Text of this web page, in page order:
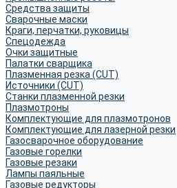
Средства защиты
Сварочные маски
Краги, перчатки, руковицы
Спецодежда
Очки защитные
Палатки сварщика
Плазменная резка (CUT)
Источники (CUT)
Станки плазменной резки
Плазмотроны
Комплектующие для плазмотронов
Комплектующие для лазерной резки
Газосварочное оборудование
Газовые горелки
Газовые резаки
Лампы паяльные
Газовые редукторы